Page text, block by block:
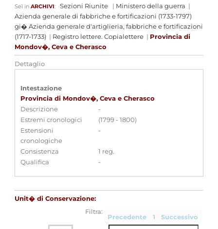
Sei in ARCHIVI: Sezioni Riunite | Ministero della guerra |
Azienda generale di fabbriche e fortificazioni (1733-1797)
gi� Azienda generale d'artiglieria, fabbriche e fortificazioni
(1717-1733) | Registro lettere. Copialettere | Provincia di
Mondov�, Ceva e Cherasco
Dettaglio
Intestazione
Provincia di Mondov�, Ceva e Cherasco
Descrizione
-
Estremi cronologici
(1799 - 1800)
Estensioni
cronologiche
-
Consistenza
1 reg.
Qualifica
-
Unit� di Conservazione:
Precedente 1 Successivo
Filtra: